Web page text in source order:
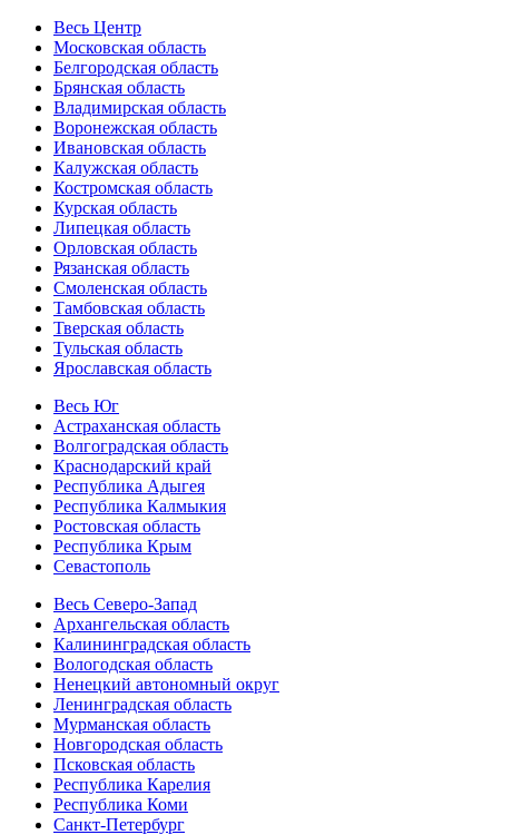
Весь Центр
Московская область
Белгородская область
Брянская область
Владимирская область
Воронежская область
Ивановская область
Калужская область
Костромская область
Курская область
Липецкая область
Орловская область
Рязанская область
Смоленская область
Тамбовская область
Тверская область
Тульская область
Ярославская область
Весь Юг
Астраханская область
Волгоградская область
Краснодарский край
Республика Адыгея
Республика Калмыкия
Ростовская область
Республика Крым
Севастополь
Весь Северо-Запад
Архангельская область
Калининградская область
Вологодская область
Ненецкий автономный округ
Ленинградская область
Мурманская область
Новгородская область
Псковская область
Республика Карелия
Республика Коми
Санкт-Петербург